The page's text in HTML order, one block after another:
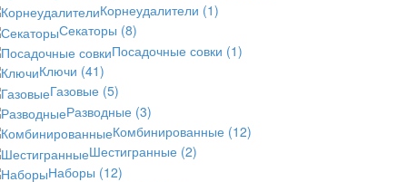
Корнеудалители (1)
Секаторы (8)
Посадочные совки (1)
Ключи (41)
Газовые (5)
Разводные (3)
Комбинированные (12)
Шестигранные (2)
Наборы (12)